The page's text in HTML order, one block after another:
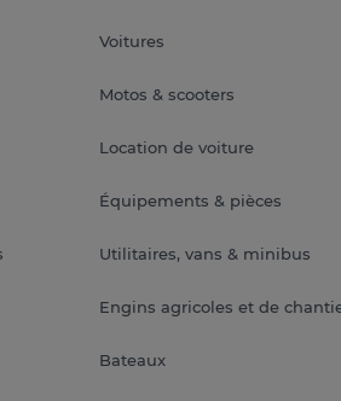
Voitures
Motos & scooters
Location de voiture
Équipements & pièces
Utilitaires, vans & minibus
Engins agricoles et de
Bateaux